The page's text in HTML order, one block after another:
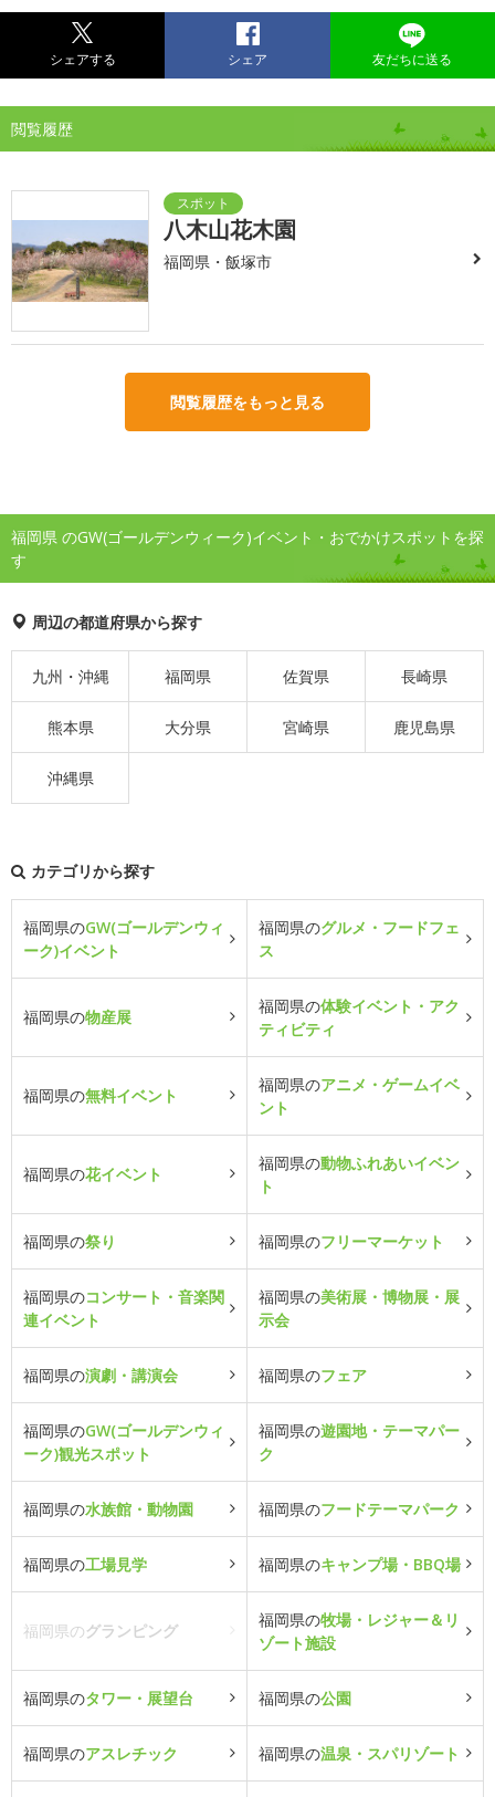
シェアする シェア 友だちに送る
閲覧履歴
八木山花木園
福岡県・飯塚市
閲覧履歴をもっと見る
福岡県 のGW(ゴールデンウィーク)イベント・おでかけスポットを探
す
周辺の都道府県から探す
九州・沖縄 福岡県 佐賀県 長崎県
熊本県 大分県 宮崎県 鹿児島県
沖縄県
カテゴリから探す
福岡県のGW(ゴールデンウィ
ーク)イベント
福岡県のグルメ・フードフェ
ス
福岡県の物産展
福岡県の体験イベント・アク
ティビティ
福岡県の無料イベント
福岡県のアニメ・ゲームイベ
ント
福岡県の花イベント
福岡県の動物ふれあいイベン
ト
福岡県の祭り 福岡県のフリーマーケット
福岡県のコンサート・音楽関
連イベント
福岡県の美術展・博物展・展
示会
福岡県の演劇・講演会 福岡県のフェア
福岡県のGW(ゴールデンウィ
ーク)観光スポット
福岡県の遊園地・テーマパー
ク
福岡県の水族館・動物園 福岡県のフードテーマパーク
福岡県の工場見学 福岡県のキャンプ場・BBQ場
福岡県のグランピング
福岡県の牧場・レジャー＆リ
ゾート施設
福岡県のタワー・展望台 福岡県の公園
福岡県のアスレチック 福岡県の温泉・スパリゾート